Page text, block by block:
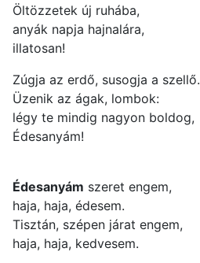
Öltözzetek új ruhába,
anyák napja hajnalára,
illatosan!
Zúgja az erdő, susogja a szellő.
Üzenik az ágak, lombok:
légy te mindig nagyon boldog,
Édesanyám!
Édesanyám szeret engem,
haja, haja, édesem.
Tisztán, szépen járat engem,
haja, haja, kedvesem.